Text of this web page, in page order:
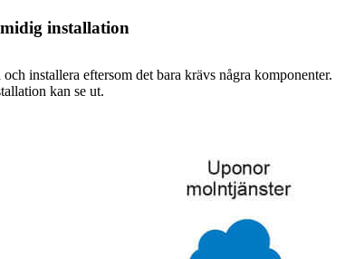
installation
installera eftersom det bara krävs några komponenter.
kan se ut.